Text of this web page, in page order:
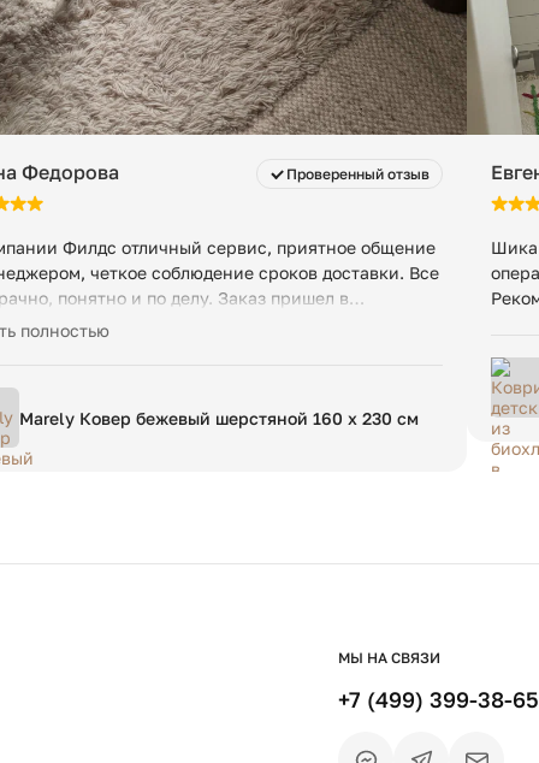
Федорова Проверенный отзыв
Филдс отличный сервис, приятное общение
четкое соблюдение сроков доставки. Все
понятно и по делу. Заказ пришел в
качестве. Рекомендуем!
полностью
Marely Ковер бежевый шерстяной 160 х 230 см
МЫ НА СВЯЗИ
+7 (499) 399-38-65